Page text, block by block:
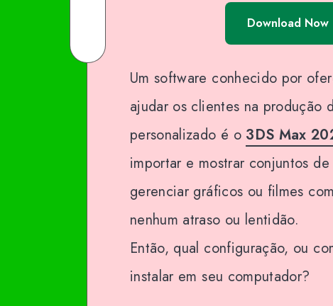
Email
on
WhatsApp
Download Now
Um software conhecido por
ajudar os clientes na produção
personalizado é o 3DS Max
importar e mostrar conjuntos
gerenciar gráficos ou filmes
nenhum atraso ou lentidão.
Então, qual configuração, ou
instalar em seu computador?